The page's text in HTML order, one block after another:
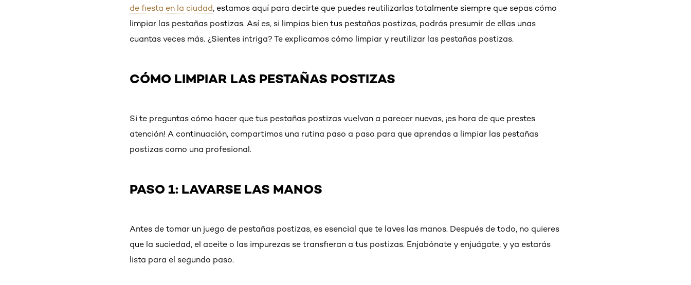
de fiesta en la ciudad, estamos aquí para decirte que puedes reutilizarlas totalmente siempre que sepas cómo
limpiar las pestañas postizas. Así es, si limpias bien tus pestañas postizas, podrás presumir de ellas unas
cuantas veces más. ¿Sientes intriga? Te explicamos cómo limpiar y reutilizar las pestañas postizas.
CÓMO LIMPIAR LAS PESTAÑAS POSTIZAS
Si te preguntas cómo hacer que tus pestañas postizas vuelvan a parecer nuevas, ¡es hora de que prestes
atención! A continuación, compartimos una rutina paso a paso para que aprendas a limpiar las pestañas
postizas como una profesional.
PASO 1: LAVARSE LAS MANOS
Antes de tomar un juego de pestañas postizas, es esencial que te laves las manos. Después de todo, no quieres
que la suciedad, el aceite o las impurezas se transfieran a tus postizas. Enjabónate y enjuágate, y ya estarás
lista para el segundo paso.